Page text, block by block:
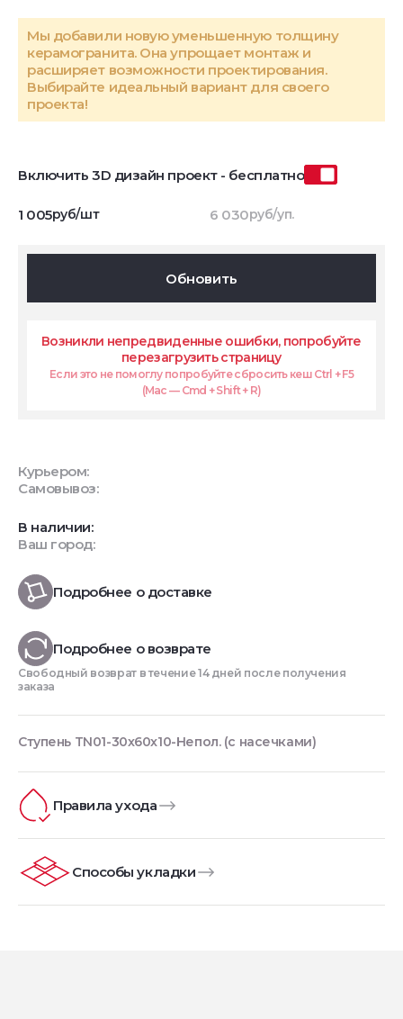
Мы добавили новую уменьшенную толщину
керамогранита. Она упрощает монтаж и
расширяет возможности проектирования.
Выбирайте идеальный вариант для своего
проекта!
Включить 3D дизайн проект - бесплатно
1 005руб/шт 6 030руб/уп.
Обновить
Возникли непредвиденные ошибки, попробуйте
перезагрузить страницу
Если это не помоглу попробуйте сбросить кеш Ctrl + F5
(Mac — Cmd + Shift + R)
Курьером:
Самовывоз:
В наличии:
Ваш город:
Подробнее о доставке
Подробнее о возврате
Свободный возврат в течение 14 дней после получения
заказа
Ступень TN01-30x60x10-Непол. (с насечками)
Правила ухода
Способы укладки